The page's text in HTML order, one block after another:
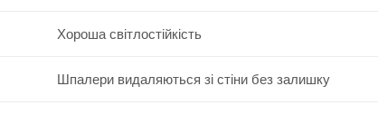
Хороша світлостійкість
Шпалери видаляються зі стіни без залишку